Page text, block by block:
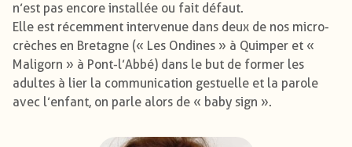
n’est pas encore installée ou fait défaut.
Elle est récemment intervenue dans deux de nos micro-
crèches en Bretagne (« Les Ondines » à Quimper et «
Maligorn » à Pont-l’Abbé) dans le but de former les
adultes à lier la communication gestuelle et la parole
avec l’enfant, on parle alors de « baby sign ».